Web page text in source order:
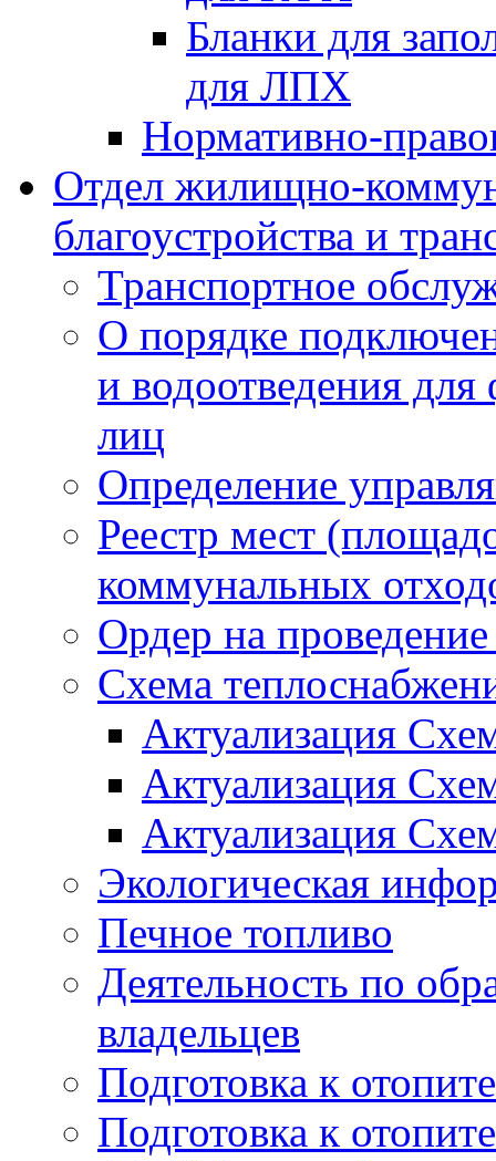
Бланки для
для ЛПХ
Нормативно-
Отдел жилищно-
благоустройства и
Транспортное
О порядке
и водоотведения
лиц
Определение
Реестр мест
коммунальных
Ордер на
Схема
Актуализация
Актуализация
Актуализация
Экологическая
Печное топливо
Деятельность по
владельцев
Подготовка к
Подготовка к